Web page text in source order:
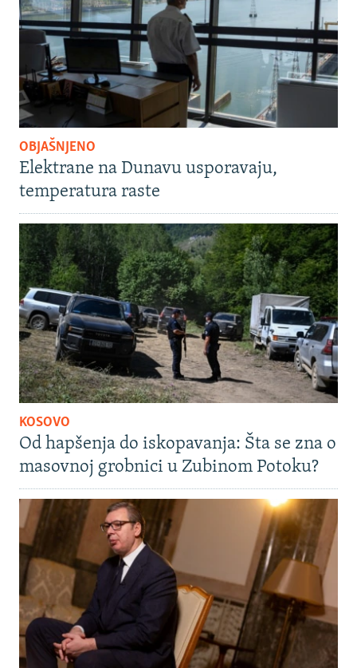
OBJAŠNJENO
Elektrane na Dunavu usporavaju,
temperatura raste
KOSOVO
Od hapšenja do iskopavanja: Šta se zna o
masovnoj grobnici u Zubinom Potoku?